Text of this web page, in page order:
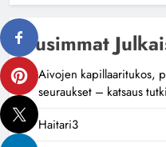
Uusimmat
Aivojen kapillaaritukos,
seuraukset – katsaus
Haitari3